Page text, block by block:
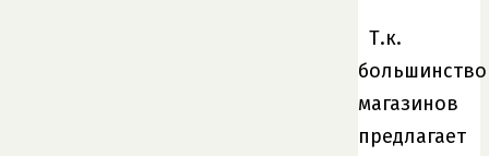
Т.к.
большинство
магазинов
предлагает